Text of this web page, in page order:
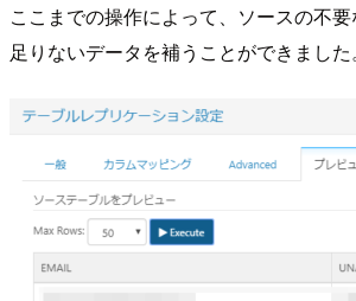
ここまでの操作によって、ソースの不要
足りないデータを補うことができました。